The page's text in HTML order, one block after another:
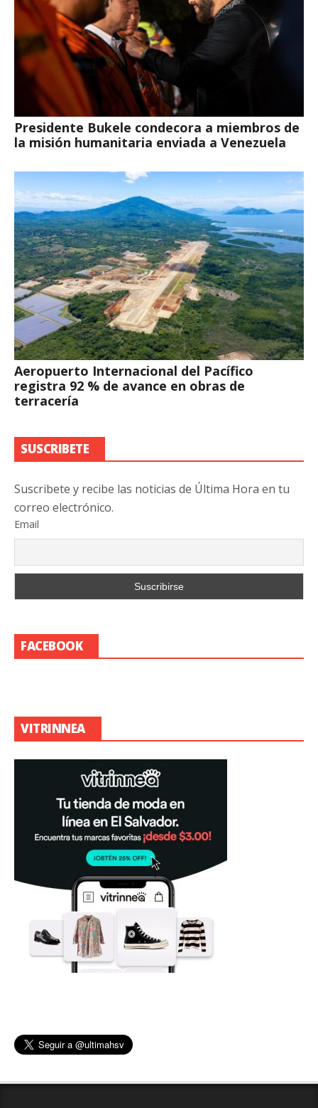
Presidente Bukele condecora a miembros de
la misión humanitaria enviada a Venezuela
Aeropuerto Internacional del Pacífico
registra 92 % de avance en obras de
terracería
SUSCRIBETE
Suscribete y recibe las noticias de Última Hora en tu
correo electrónico.
Email
FACEBOOK
VITRINNEA